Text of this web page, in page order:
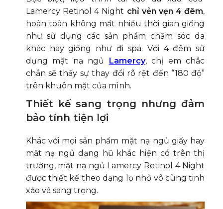
Lamercy Retinol 4 Night chỉ vẻn vẹn 4 đêm,
hoàn toàn không mất nhiều thời gian giống
như sử dụng các sản phẩm chăm sóc da
khác hay giống như đi spa. Với 4 đêm sử
dụng mặt nạ ngủ Lamercy, chị em chắc
chắn sẽ thấy sự thay đổi rõ rệt đến “180 độ”
trên khuôn mặt của mình.
Thiết kế sang trọng nhưng đảm
bảo tính tiện lợi
Khác với mọi sản phẩm mặt nạ ngủ giấy hay
mặt nạ ngủ dạng hũ khác hiện có trên thị
trường, mặt nạ ngủ Lamercy Retinol 4 Night
được thiết kế theo dạng lọ nhỏ vô cùng tinh
xảo và sang trọng.